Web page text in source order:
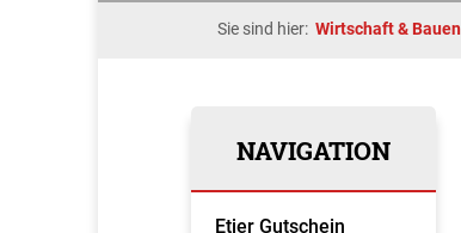
Sie sind hier: Wirtschaft & Bauen
NAVIGATION
Etjer Gutschein